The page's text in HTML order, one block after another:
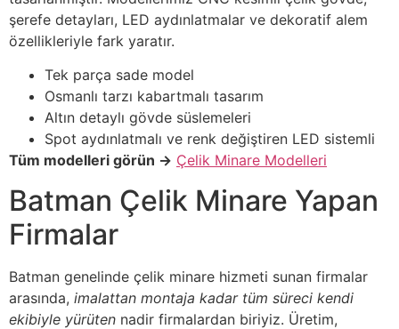
şerefe detayları, LED aydınlatmalar ve dekoratif alem
özellikleriyle fark yaratır.
Tek parça sade model
Osmanlı tarzı kabartmalı tasarım
Altın detaylı gövde süslemeleri
Spot aydınlatmalı ve renk değiştiren LED sistemli
Tüm modelleri görün → Çelik Minare Modelleri
Batman Çelik Minare Yapan
Firmalar
Batman genelinde çelik minare hizmeti sunan firmalar
arasında, imalattan montaja kadar tüm süreci kendi
ekibiyle yürüten nadir firmalardan biriyiz. Üretim,